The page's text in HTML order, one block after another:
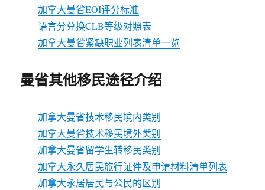
加拿大曼省EOI评分标准
语言分兑换CLB等级对照表
加拿大曼省紧缺职业列表清单一览
曼省其他移民途径介绍
加拿大曼省技术移民境内类别
加拿大曼省技术移民境外类别
加拿大曼省留学生转移民类别
加拿大永久居民旅行证件及申请材料清单列表
加拿大永居居民与公民的区别